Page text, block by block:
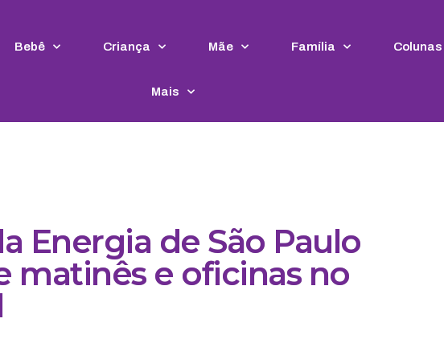
Bebê Criança Mãe Família Colunas
Mais
Energia de São Paulo
matinês e oficinas no